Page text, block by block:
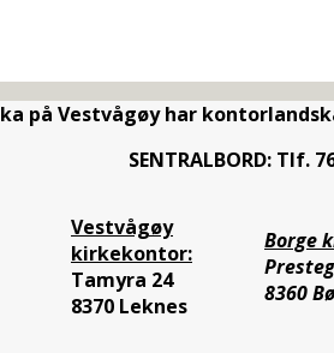
på Vestvågøy har
SENTRALBORD: Tlf.
Vestvågøy
kirkekontor:
Tamyra 24
8370 Leknes
Borge
8360